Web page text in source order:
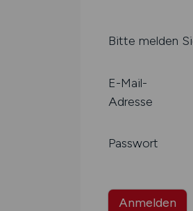
Bitte melden
E-Mail-
Adresse
Passwort
Anmelden